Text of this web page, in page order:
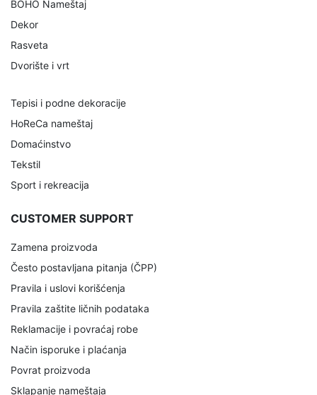
BOHO Nameštaj
Dekor
Rasveta
Dvorište i vrt
Tepisi i podne dekoracije
HoReCa nameštaj
Domaćinstvo
Tekstil
Sport i rekreacija
CUSTOMER SUPPORT
Zamena proizvoda
Često postavljana pitanja (ČPP)
Pravila i uslovi korišćenja
Pravila zaštite ličnih podataka
Reklamacije i povraćaj robe
Način isporuke i plaćanja
Povrat proizvoda
Sklapanje nameštaja